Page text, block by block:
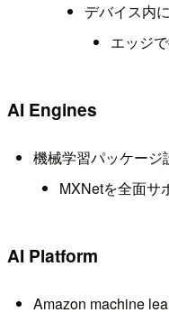
デバイス内
エッジ
AI Engines
機械学習パッケージ
MXNetを全面サ
AI Platform
Amazon machine